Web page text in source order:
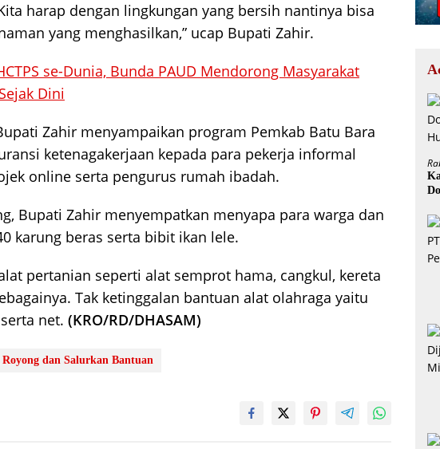
harap dengan lingkungan yang bersih nantinya bisa
yang menghasilkan,” ucap Bupati Zahir.
se-Dunia, Bunda PAUD Mendorong Masyarakat
Dini
Zahir menyampaikan program Pemkab Batu Bara
ketenagakerjaan kepada para pekerja informal
online serta pengurus rumah ibadah.
Bupati Zahir menyempatkan menyapa para warga dan
karung beras serta bibit ikan lele.
pertanian seperti alat semprot hama, cangkul, kereta
Tak ketinggalan bantuan alat olahraga yaitu
net. (KRO/RD/DHASAM)
dan Salurkan Bantuan